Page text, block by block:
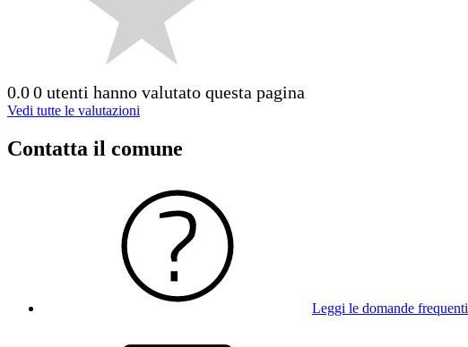
0.00 utenti hanno valutato questa pagina
Vedi tutte le valutazioni
Contatta il comune
Leggi le domande frequenti